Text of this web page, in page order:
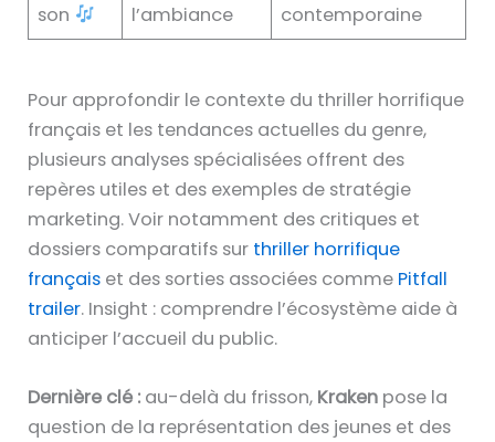
son
l’ambiance
contemporaine
Pour approfondir le contexte du thriller horrifique
français et les tendances actuelles du genre,
plusieurs analyses spécialisées offrent des
repères utiles et des exemples de stratégie
marketing. Voir notamment des critiques et
dossiers comparatifs sur thriller horrifique
français et des sorties associées comme Pitfall
trailer. Insight : comprendre l’écosystème aide à
anticiper l’accueil du public.
Dernière clé : au-delà du frisson, Kraken pose la
question de la représentation des jeunes et des